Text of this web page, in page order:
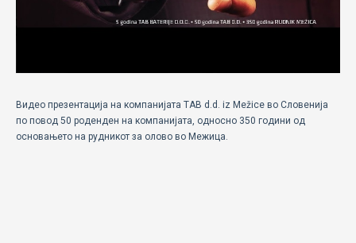
ЗА НАС
КОНТАКТ
Видео презентација на компанијата TAB d.d. iz Mežice во Словенија
по повод 50 роденден на компанијата, односно 350 години од
основањето на рудникот за олово во Межица.